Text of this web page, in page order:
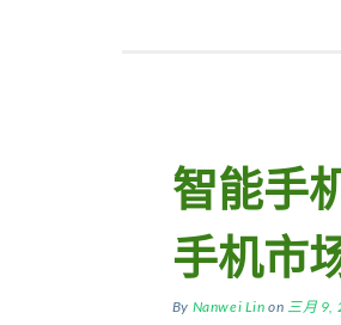
智能手
手机市
By Nanwei Lin on 三月 9,